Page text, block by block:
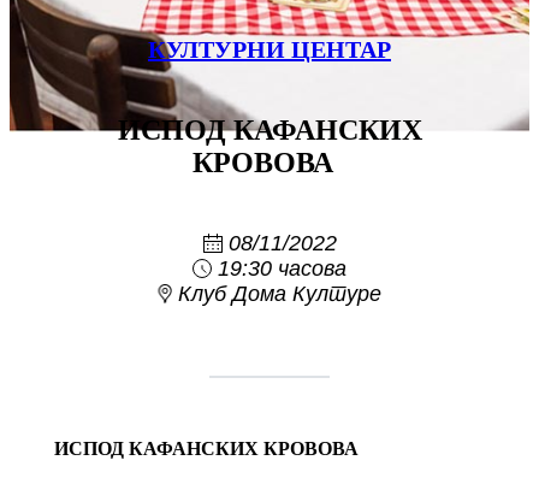
КУЛТУРНИ ЦЕНТАР
ИСПОД КАФАНСКИХ
КРОВОВА
08/11/2022
19:30 часова
Клуб Дома Културе
ИСПОД КАФАНСКИХ КРОВОВА